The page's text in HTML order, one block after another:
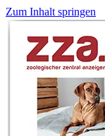
Zum Inhalt springen